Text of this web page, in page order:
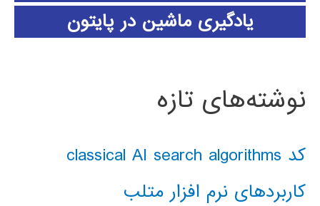
یادگیری ماشین در پایتون
نوشته‌های تازه
کد classical AI search algorithms
کاربردهای نرم افزار متلب